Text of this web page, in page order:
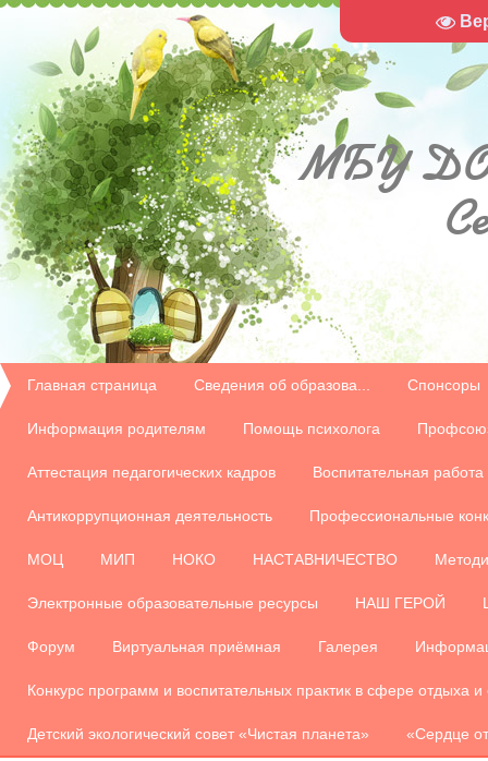
МБУ
Главная страница Сведения об образова... Спонсоры
Информация родителям Помощь психолога
Аттестация педагогических кадров Воспитательная работа
Антикоррупционная деятельность Профессиональные
МОЦ МИП НОКО НАСТАВНИЧЕСТВО
Электронные образовательные ресурсы НАШ ГЕРОЙ
Форум Виртуальная приёмная Галерея
Конкурс программ и воспитательных практик в сфере отдыха
Детский экологический совет «Чистая планета» «Сердце